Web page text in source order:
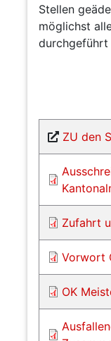
Stellen
möglichst
durchgeführt
ZU den
Zufahrt
Vorwort
OK